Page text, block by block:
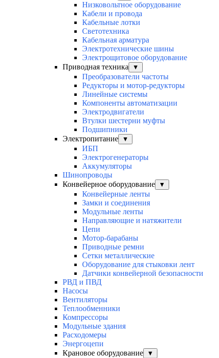
Низковольтное оборудование
Кабели и провода
Кабельные лотки
Светотехника
Кабельная арматура
Электротехнические шины
Электрощитовое оборудование
Приводная техника
▼
Преобразователи частоты
Редукторы и мотор-редукторы
Линейные системы
Компоненты автоматизации
Электродвигатели
Втулки шестерни муфты
Подшипники
Электропитание
▼
ИБП
Электрогенераторы
Аккумуляторы
Шинопроводы
Конвейерное оборудование
▼
Конвейерные ленты
Замки и соединения
Модульные ленты
Направляющие и натяжители
Цепи
Мотор-барабаны
Приводные ремни
Сетки металлические
Оборудование для стыковки лент
Датчики конвейерной безопасности
РВД и ПВД
Насосы
Вентиляторы
Теплообменники
Компрессоры
Модульные здания
Расходомеры
Энергоцепи
Крановое оборудование
▼